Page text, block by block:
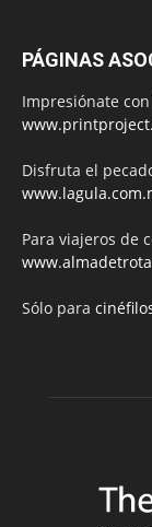
PÁGINAS
Impresiónate
Disfruta el
Para viajeros de
Sólo para